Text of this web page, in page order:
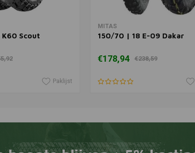
Scout
Paklijst
MITAS
150/70 | 18 E-09 Dakar
€178,94 €238,59